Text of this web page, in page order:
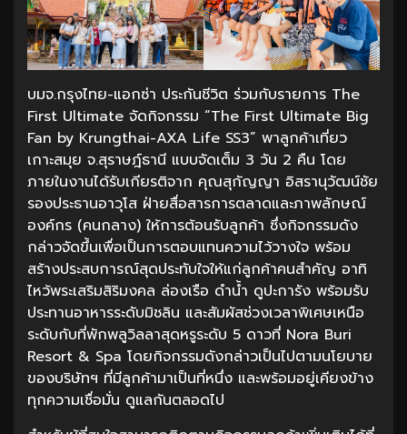
บมจ.กรุงไทย-แอกซ่า ประกันชีวิต ร่วมกับรายการ The
First Ultimate จัดกิจกรรม “The First Ultimate Big
Fan by Krungthai-AXA Life SS3” พาลูกค้าเที่ยว
เกาะสมุย จ.สุราษฎ์ธานี แบบจัดเต็ม 3 วัน 2 คืน โดย
ภายในงานได้รับเกียรติจาก คุณสุกัญญา อิสรานุวัฒน์ชัย
รองประธานอาวุโส ฝ่ายสื่อสารการตลาดและภาพลักษณ์
องค์กร (คนกลาง) ให้การต้อนรับลูกค้า ซึ่งกิจกรรมดัง
กล่าวจัดขึ้นเพื่อเป็นการตอบแทนความไว้วางใจ พร้อม
สร้างประสบการณ์สุดประทับใจให้แก่ลูกค้าคนสำคัญ อาทิ
ไหว้พระเสริมสิริมงคล ล่องเรือ ดำน้ำ ดูปะการัง พร้อมรับ
ประทานอาหารระดับมิชลิน และสัมผัสช่วงเวลาพิเศษเหนือ
ระดับกับที่พักพลูวิลลาสุดหรูระดับ 5 ดาวที่ Nora Buri
Resort & Spa โดยกิจกรรมดังกล่าวเป็นไปตามนโยบาย
ของบริษัทฯ ที่มีลูกค้ามาเป็นที่หนึ่ง และพร้อมอยู่เคียงข้าง
ทุกความเชื่อมั่น ดูแลกันตลอดไป